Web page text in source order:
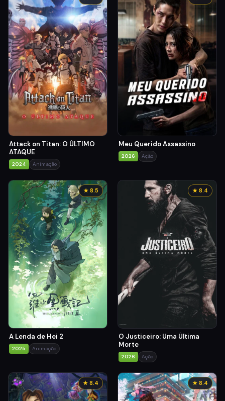
Attack on Titan: O ÚLTIMO
ATAQUE
2024 Animação
Meu Querido Assassino
2026 Ação
★ 8.5
A Lenda de Hei 2
2025 Animação
★ 8.4
O Justiceiro: Uma Última
Morte
2026 Ação
★ 8.4 ★ 8.4